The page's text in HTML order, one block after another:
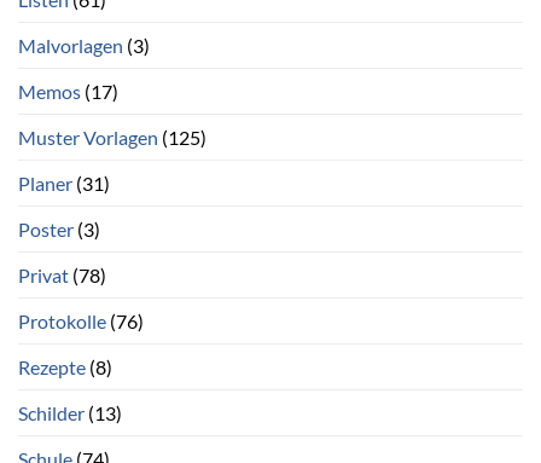
Malvorlagen (3)
Memos (17)
Muster Vorlagen (125)
Planer (31)
Poster (3)
Privat (78)
Protokolle (76)
Rezepte (8)
Schilder (13)